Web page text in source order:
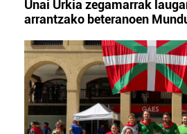
Unai Urkia zegamarrak
arrantzako beteranoen